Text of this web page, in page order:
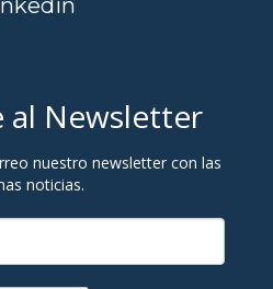
al Newsletter
nuestro newsletter con las
noticias.